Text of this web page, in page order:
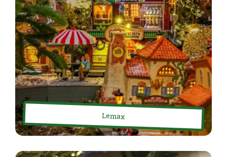
Lemax